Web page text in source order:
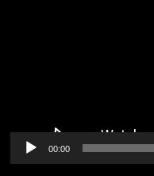
00:00